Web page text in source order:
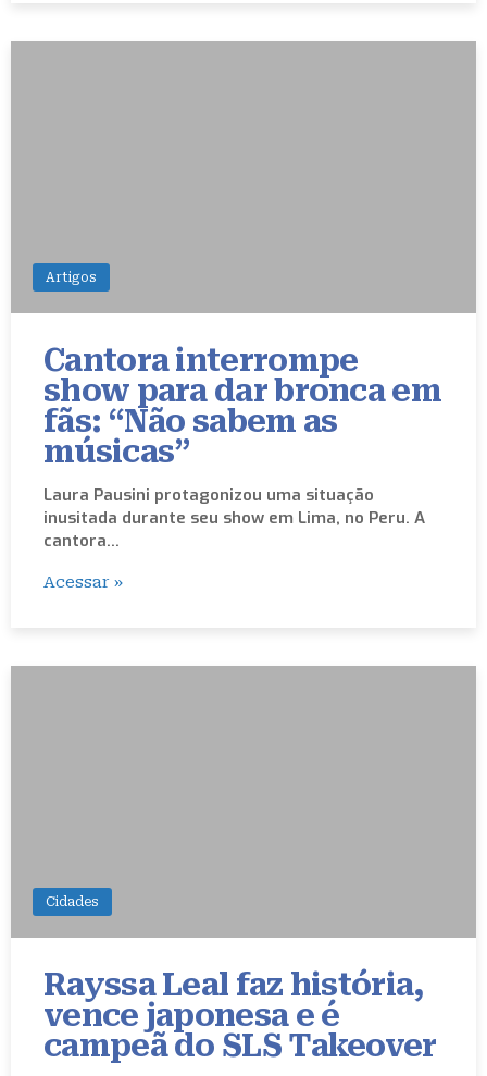
Artigos
Cantora interrompe
show para dar bronca em
fãs: “Não sabem as
músicas”
Laura Pausini protagonizou uma situação
inusitada durante seu show em Lima, no Peru. A
cantora…
Acessar »
Cidades
Rayssa Leal faz história,
vence japonesa e é
campeã do SLS Takeover